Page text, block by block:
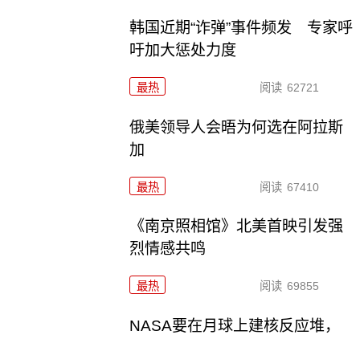
韩国近期“诈弹”事件频发 专家呼
吁加大惩处力度
最热 阅读 62721
俄美领导人会晤为何选在阿拉斯
加
最热 阅读 67410
《南京照相馆》北美首映引发强
烈情感共鸣
最热 阅读 69855
NASA要在月球上建核反应堆，